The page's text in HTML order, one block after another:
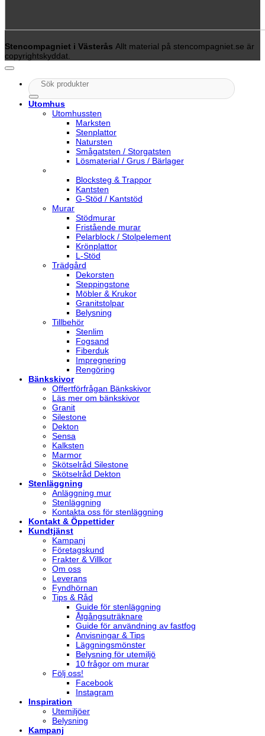
Stencompagniet i Västerås Allt material på stencompagniet.se är
copyrightskyddat.
Sök
efter:
Utomhus
Utomhussten
Marksten
Stenplattor
Natursten
Smågatsten / Storgatsten
Lösmaterial / Grus / Bärlager
Blocksteg & Trappor
Kantsten
G-Stöd / Kantstöd
Murar
Stödmurar
Fristående murar
Pelarblock / Stolpelement
Krönplattor
L-Stöd
Trädgård
Dekorsten
Steppingstone
Möbler & Krukor
Granitstolpar
Belysning
Tillbehör
Stenlim
Fogsand
Fiberduk
Impregnering
Rengöring
Bänkskivor
Offertförfrågan Bänkskivor
Läs mer om bänkskivor
Granit
Silestone
Dekton
Sensa
Kalksten
Marmor
Skötselråd Silestone
Skötselråd Dekton
Stenläggning
Anläggning mur
Stenläggning
Kontakta oss för stenläggning
Kontakt & Öppettider
Kundtjänst
Kampanj
Företagskund
Frakter & Villkor
Om oss
Leverans
Fyndhörnan
Tips & Råd
Guide för stenläggning
Åtgångsuträknare
Guide för användning av fastfog
Anvisningar & Tips
Läggningsmönster
Belysning för utemiljö
10 frågor om murar
Följ oss!
Facebook
Instagram
Inspiration
Utemiljöer
Belysning
Kampanj